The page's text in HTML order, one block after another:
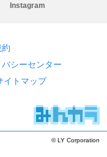
Instagram
バシーセンター
イトマップ
© LY Corporation